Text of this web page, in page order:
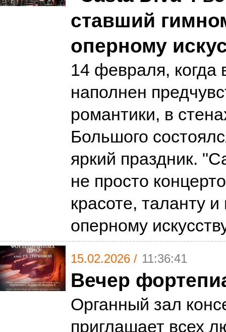
ставший
оперному
14 февраля, когда
наполнен
романтики, в
Большого
яркий праздник.
не просто
красоте, таланту
оперному
15.02.2026 / 11:36:41
Вечер
Органный зал
приглашает всех